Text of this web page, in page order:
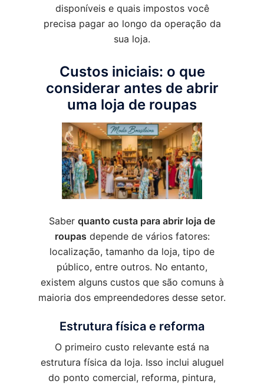
disponíveis e quais impostos você
precisa pagar ao longo da operação da
sua loja.
Custos iniciais: o que
considerar antes de abrir
uma loja de roupas
Saber quanto custa para abrir loja de
roupas depende de vários fatores:
localização, tamanho da loja, tipo de
público, entre outros. No entanto,
existem alguns custos que são comuns à
maioria dos empreendedores desse setor.
Estrutura física e reforma
O primeiro custo relevante está na
estrutura física da loja. Isso inclui aluguel
do ponto comercial, reforma, pintura,